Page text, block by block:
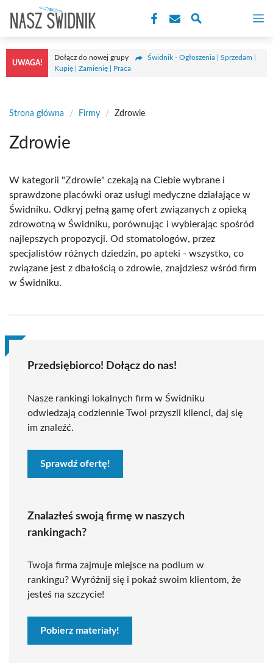
treści
UWAGA!
Dołącz do nowej grupy
Świdnik - Ogłoszenia | Sprzedam |
Kupię | Zamienię | Praca
Strona główna / Firmy / Zdrowie
Zdrowie
W kategorii "Zdrowie" czekają na Ciebie wybrane i
sprawdzone placówki oraz usługi medyczne działające w
Świdniku. Odkryj pełną gamę ofert związanych z opieką
zdrowotną w Świdniku, porównując i wybierając spośród
najlepszych propozycji. Od stomatologów, przez
specjalistów różnych dziedzin, po apteki - wszystko, co
związane jest z dbałością o zdrowie, znajdziesz wśród firm
w Świdniku.
Przedsiębiorco! Dołącz do nas!
Nasze rankingi lokalnych firm w Świdniku
odwiedzają codziennie Twoi przyszli klienci, daj się
im znaleźć.
Sprawdź ofertę!
Znalazłeś swoją firmę w naszych
rankingach?
Twoja firma zajmuje miejsce na podium w
rankingu? Wyróżnij się i pokaż swoim klientom, że
jesteś na szczycie!
Pobierz materiały!